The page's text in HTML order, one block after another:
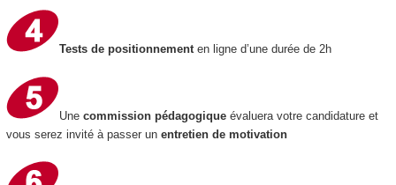
Tests de positionnementen ligne d’une durée de 2h
Une commission pédagogiqueévaluera votre candidature et
vous serez invité à passer un entretien de motivation